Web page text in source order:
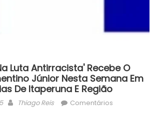
Luta Antirracista' Recebe O
Júnior Nesta Semana Em
De Itaperuna E Região
Author
Thiago Reis
Comentários